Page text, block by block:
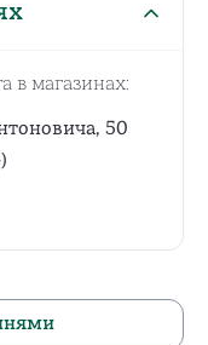
в магазинах:
50